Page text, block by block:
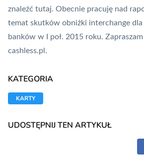
znaleźć tutaj. Obecnie pracuję nad
temat skutków obniżki interchange
banków w I poł. 2015 roku.
cashless.pl.
KATEGORIA
KARTY
UDOSTĘPNIJ TEN ARTYKUŁ